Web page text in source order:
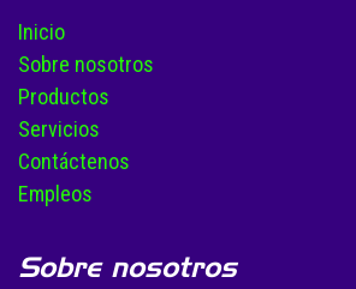
Inicio
Sobre nosotros
Productos
Servicios
Contáctenos
Empleos
Sobre nosotros